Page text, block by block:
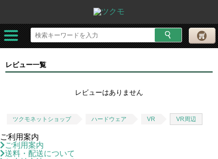
レビュー一覧
レビューはありません
ツクモネットショップ ハードウェア VR VR周辺
ご利用案内
ご利用案内
送料・配送について